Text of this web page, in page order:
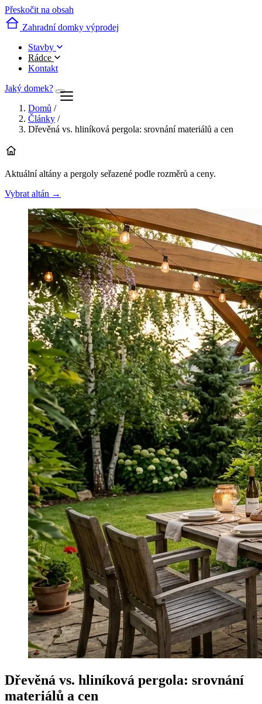
Přeskočit na obsah
Zahradní domky výprodej
Stavby
Rádce
Kontakt
Jaký domek?
Domů /
Články /
Dřevěná vs. hliníková pergola: srovnání materiálů a cen
Aktuální altány a pergoly seřazené podle rozměrů a ceny.
Vybrat altán →
Dřevěná vs. hliníková pergola: srovnání
materiálů a cen